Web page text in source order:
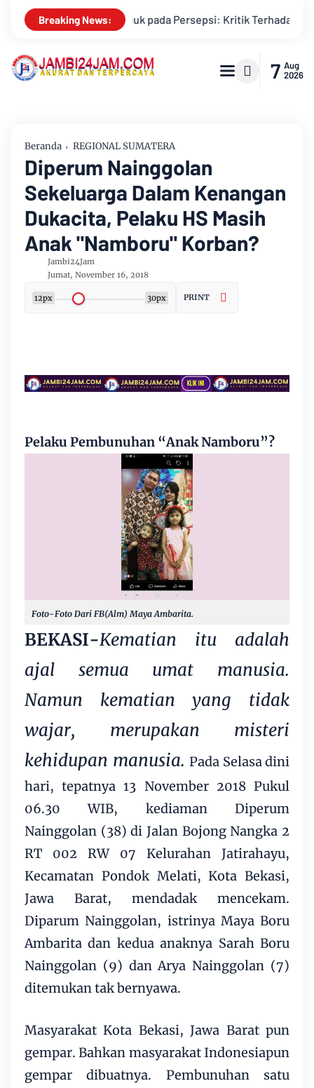
Breaking News:
pada Persepsi: Kritik Terhadap Monopoli Kebenaran oleh
7 Aug
2026
Beranda REGIONAL SUMATERA
Diperum Nainggolan
Sekeluarga Dalam Kenangan
Dukacita, Pelaku HS Masih
Anak "Namboru" Korban?
Jambi24Jam
Jumat, November 16, 2018
12px 30px PRINT
Pelaku Pembunuhan “Anak Namboru”?
Foto-Foto Dari FB(Alm) Maya Ambarita.
BEKASI-Kematian itu adalah
ajal semua umat manusia.
Namun kematian yang tidak
wajar, merupakan misteri
kehidupan manusia. Pada Selasa dini
hari, tepatnya 13 November 2018 Pukul
06.30 WIB, kediaman Diperum
Nainggolan (38) di Jalan Bojong Nangka 2
RT 002 RW 07 Kelurahan Jatirahayu,
Kecamatan Pondok Melati, Kota Bekasi,
Jawa Barat, mendadak mencekam.
Diparum Nainggolan, istrinya Maya Boru
Ambarita dan kedua anaknya Sarah Boru
Nainggolan (9) dan Arya Nainggolan (7)
ditemukan tak bernyawa.
Masyarakat Kota Bekasi, Jawa Barat pun
gempar. Bahkan masyarakat Indonesiapun
gempar dibuatnya. Pembunuhan satu